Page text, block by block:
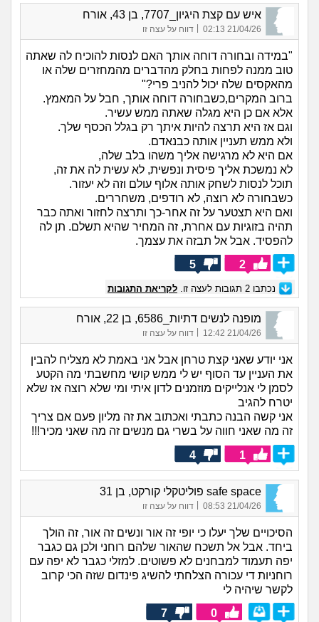
איש עם קצת היגיון_7707, בן 43, אורח
21/04/26 02:13 דווח על עצה זו
"במידה ובחורה דוחה אותך האם לנסות להוכיח לה שאתה
טוב ממנה לפחות בחלק מהדברים מהמחזרים שלה או
מהאקסים שלה יכול להניב פרי?"
ברוב המקרים,כשבחורה דוחה אותך, חבל על המאמץ.
אלא אם כן היא מגלה שאתה ממש עשיר.
וגם אז היא תרצה להיות איתך רק בגלל הכסף שלך.
ולא ממש תעניין אותה כבנאדם.
אם היא לא מרגישה אליך משהו בלב שלה,
לא נמשכת אליך פיסית ונפשית, לא עשית לה את זה,
תוכל לנסות לשחק אותה אלוף עולם וזה לא יעזור.
כשבחורה לא רוצה, לא רודפים, משחררים.
ואם היא תצטער על זה אחר-כך ותרצה לחזור ואתה כבר
תהיה בזוגיות עם אחרת, זה המחיר שהיא תשלם. תן לה
להפסיד. אבל אל תבזה את עצמך.
2
5
נכתבו 2 תגובות לעצה זו. לקריאת התגובות
מופנה לנשים דתיות_6586, בן 22, אורח
21/04/26 12:42 דווח על עצה זו
אני יודע שאני קצת טרחן אבל אני באמת לא מצליח להבין
את העניין עד הסוף יש לי ממש קושי מחשבתי מה הקטע
לסמן לי אנלייקים מוזמנים לדון איתי ומי שלא רוצה אז שלא
יטרח להגיב
אני קשה הבנה כתבתי ואכתוב את זה מליון פעם אם צריך
זה מה שאני חווה על בשרי גם מנשים זה מה שאני מכיר!!!
1
4
safe space פוליטקלי קורקט, בן 31
21/04/26 08:53
| דווח על עצה זו
הסיכויים שלך יעלו כי יופי זה אור ונשים זה אור, זה הולך
ביחד. אבל אל תשכח שהאור שלהם רוחני ולכן גם כגבר
יפה תעמוד למבחנים לא פשוטים. למזלי כגבר לא יפה עם
רוחניות די עכורה הצלחתי להשיג פינדום שזה הכי קרוב
לקשר שיהיה לי
0
7